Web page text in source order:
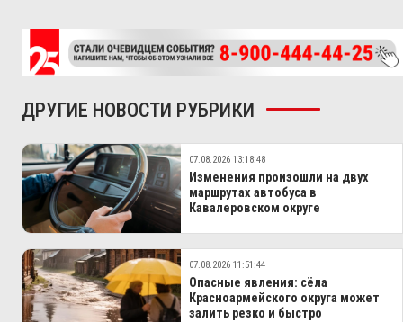
ДРУГИЕ НОВОСТИ РУБРИКИ
07.08.2026 13:18:48
Изменения произошли на двух
маршрутах автобуса в
Кавалеровском округе
07.08.2026 11:51:44
Опасные явления: сёла
Красноармейского округа может
залить резко и быстро